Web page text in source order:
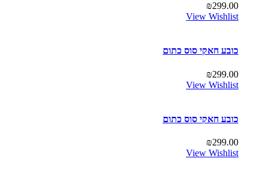
₪299.00
View Wishlist
כובע חאקי סוס כתום
₪299.00
View Wishlist
כובע חאקי סוס כתום
₪299.00
View Wishlist